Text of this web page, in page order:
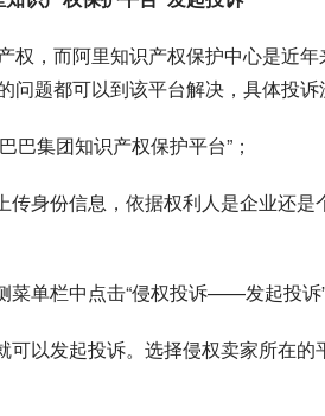
权，而阿里知识产权保护中心是近年
问题都可以到该平台解决，具体投诉
巴集团知识产权保护平台”；
传身份信息，依据权利人是企业还
菜单栏中点击“侵权投诉——发起投诉
可以发起投诉。选择侵权卖家所在